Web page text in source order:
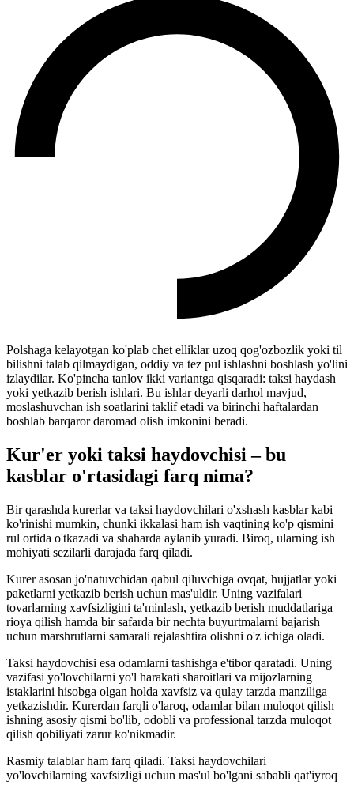
Polshaga kelayotgan ko'plab chet elliklar uzoq qog'ozbozlik yoki til
bilishni talab qilmaydigan, oddiy va tez pul ishlashni boshlash yo'lini
izlaydilar. Ko'pincha tanlov ikki variantga qisqaradi: taksi haydash
yoki yetkazib berish ishlari. Bu ishlar deyarli darhol mavjud,
moslashuvchan ish soatlarini taklif etadi va birinchi haftalardan
boshlab barqaror daromad olish imkonini beradi.
Kur'er yoki taksi haydovchisi – bu
kasblar o'rtasidagi farq nima?
Bir qarashda kurerlar va taksi haydovchilari o'xshash kasblar kabi
ko'rinishi mumkin, chunki ikkalasi ham ish vaqtining ko'p qismini
rul ortida o'tkazadi va shaharda aylanib yuradi. Biroq, ularning ish
mohiyati sezilarli darajada farq qiladi.
Kurer asosan jo'natuvchidan qabul qiluvchiga ovqat, hujjatlar yoki
paketlarni yetkazib berish uchun mas'uldir. Uning vazifalari
tovarlarning xavfsizligini ta'minlash, yetkazib berish muddatlariga
rioya qilish hamda bir safarda bir nechta buyurtmalarni bajarish
uchun marshrutlarni samarali rejalashtira olishni o'z ichiga oladi.
Taksi haydovchisi esa odamlarni tashishga e'tibor qaratadi. Uning
vazifasi yo'lovchilarni yo'l harakati sharoitlari va mijozlarning
istaklarini hisobga olgan holda xavfsiz va qulay tarzda manziliga
yetkazishdir. Kurerdan farqli o'laroq, odamlar bilan muloqot qilish
ishning asosiy qismi bo'lib, odobli va professional tarzda muloqot
qilish qobiliyati zarur ko'nikmadir.
Rasmiy talablar ham farq qiladi. Taksi haydovchilari
yo'lovchilarning xavfsizligi uchun mas'ul bo'lgani sababli qat'iyroq